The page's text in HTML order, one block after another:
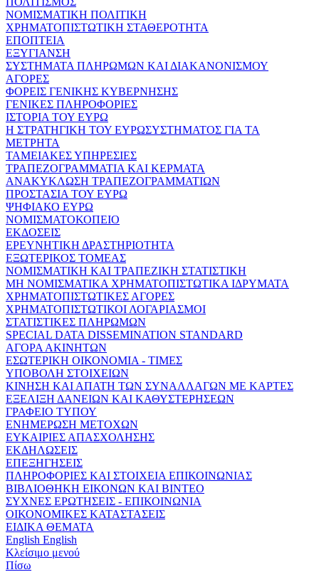
ΝΟΜΙΣΜΑΤΙΚΗ ΠΟΛΙΤΙΚΗ
ΧΡΗΜΑΤΟΠΙΣΤΩΤΙΚΗ ΣΤΑΘΕΡΟΤΗΤΑ
ΕΠΟΠΤΕΙΑ
ΕΞΥΓΙΑΝΣΗ
ΣΥΣΤΗΜΑΤΑ ΠΛΗΡΩΜΩΝ ΚΑΙ ΔΙΑΚΑΝΟΝΙΣΜΟΥ
ΑΓΟΡΕΣ
ΦΟΡΕΙΣ ΓΕΝΙΚΗΣ ΚΥΒΕΡΝΗΣΗΣ
ΓΕΝΙΚΕΣ ΠΛΗΡΟΦΟΡΙΕΣ
ΙΣΤΟΡΙΑ ΤΟΥ ΕΥΡΩ
Η ΣΤΡΑΤΗΓΙΚΗ ΤΟΥ ΕΥΡΩΣΥΣΤΗΜΑΤΟΣ ΓΙΑ ΤΑ
ΜΕΤΡΗΤΑ
ΤΑΜΕΙΑΚΕΣ ΥΠΗΡΕΣΙΕΣ
ΤΡΑΠΕΖΟΓΡΑΜΜΑΤΙΑ ΚΑΙ ΚΕΡΜΑΤΑ
ΑΝΑΚΥΚΛΩΣΗ ΤΡΑΠΕΖΟΓΡΑΜΜΑΤΙΩΝ
ΠΡΟΣΤΑΣΙΑ ΤΟΥ ΕΥΡΩ
ΨΗΦΙΑΚΟ ΕΥΡΩ
ΝΟΜΙΣΜΑΤΟΚΟΠΕΙΟ
ΕΚΔΟΣΕΙΣ
ΕΡΕΥΝΗΤΙΚΗ ΔΡΑΣΤΗΡΙΟΤΗΤΑ
ΕΞΩΤΕΡΙΚΟΣ ΤΟΜΕΑΣ
ΝΟΜΙΣΜΑΤΙΚΗ ΚΑΙ ΤΡΑΠΕΖΙΚΗ ΣΤΑΤΙΣΤΙΚΗ
ΜΗ ΝΟΜΙΣΜΑΤΙΚΑ ΧΡΗΜΑΤΟΠΙΣΤΩΤΙΚΑ ΙΔΡΥΜΑΤΑ
ΧΡΗΜΑΤΟΠΙΣΤΩΤΙΚΕΣ ΑΓΟΡΕΣ
ΧΡΗΜΑΤΟΠΙΣΤΩΤΙΚΟΙ ΛΟΓΑΡΙΑΣΜΟΙ
ΣΤΑΤΙΣΤΙΚΕΣ ΠΛΗΡΩΜΩΝ
SPECIAL DATA DISSEMINATION STANDARD
ΑΓΟΡΑ ΑΚΙΝΗΤΩΝ
ΕΣΩΤΕΡΙΚΗ ΟΙΚΟΝΟΜΙΑ - ΤΙΜΕΣ
ΥΠΟΒΟΛΗ ΣΤΟΙΧΕΙΩΝ
ΚΙΝΗΣΗ ΚΑΙ ΑΠΑΤΗ ΤΩΝ ΣΥΝΑΛΛΑΓΩΝ ΜΕ ΚΑΡΤΕΣ
ΕΞΕΛΙΞΗ ΔΑΝΕΙΩΝ ΚΑΙ ΚΑΘΥΣΤΕΡΗΣΕΩΝ
ΓΡΑΦΕΙΟ ΤΥΠΟΥ
ΕΝΗΜΕΡΩΣΗ ΜΕΤΟΧΩΝ
ΕΥΚΑΙΡΙΕΣ ΑΠΑΣΧΟΛΗΣΗΣ
ΕΚΔΗΛΩΣΕΙΣ
ΕΠΕΞΗΓΗΣΕΙΣ
ΠΛΗΡΟΦΟΡΙΕΣ ΚΑΙ ΣΤΟΙΧΕΙΑ ΕΠΙΚΟΙΝΩΝΙΑΣ
ΒΙΒΛΙΟΘΗΚΗ ΕΙΚΟΝΩΝ ΚΑΙ ΒΙΝΤΕΟ
ΣΥΧΝΕΣ ΕΡΩΤΗΣΕΙΣ - ΕΠΙΚΟΙΝΩΝΙΑ
ΟΙΚΟΝΟΜΙΚΕΣ ΚΑΤΑΣΤΑΣΕΙΣ
ΕΙΔΙΚΑ ΘΕΜΑΤΑ
English English
Κλείσιμο μενού
Πίσω